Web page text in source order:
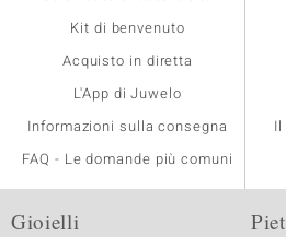
Kit di benvenuto
Acquisto in diretta
L'App di Juwelo
Informazioni sulla consegna
FAQ - Le domande più comuni
Gioielli